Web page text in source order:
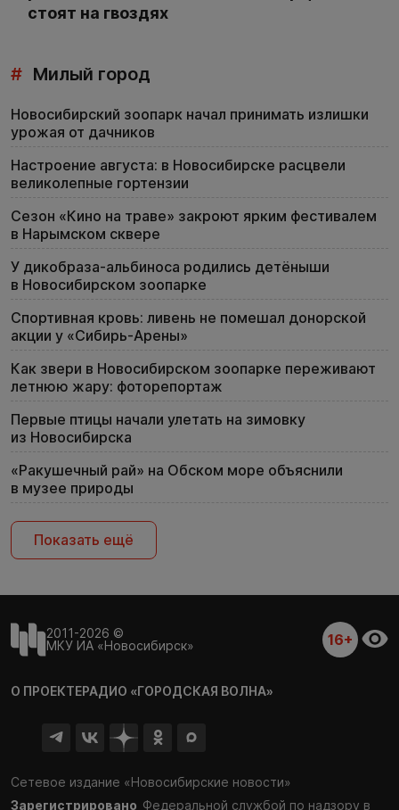
стоят на гвоздях
# Милый город
Новосибирский зоопарк начал принимать излишки
урожая от дачников
Настроение августа: в Новосибирске расцвели
великолепные гортензии
Сезон «Кино на траве» закроют ярким фестивалем
в Нарымском сквере
У дикобраза-альбиноса родились детёныши
в Новосибирском зоопарке
Спортивная кровь: ливень не помешал донорской
акции у «Сибирь-Арены»
Как звери в Новосибирском зоопарке переживают
летнюю жару: фоторепортаж
Первые птицы начали улетать на зимовку
из Новосибирска
«Ракушечный рай» на Обском море объяснили
в музее природы
Показать ещё
2011-2026 ©
МКУ ИА «Новосибирск»
16+
О ПРОЕКТЕРАДИО «ГОРОДСКАЯ ВОЛНА»
Сетевое издание «Новосибирские новости»
Зарегистрировано Федеральной службой по надзору в